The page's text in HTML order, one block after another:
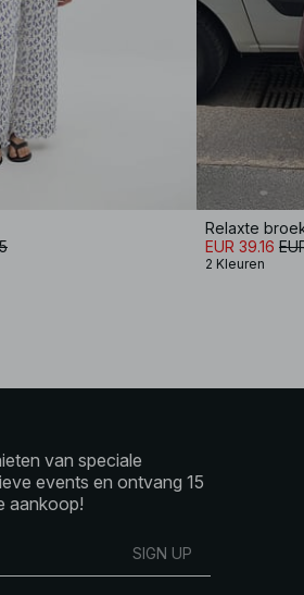
Relaxte
EUR 39.16
2 Kleuren
van speciale
events en ontvang 15
aankoop!
SIGN UP